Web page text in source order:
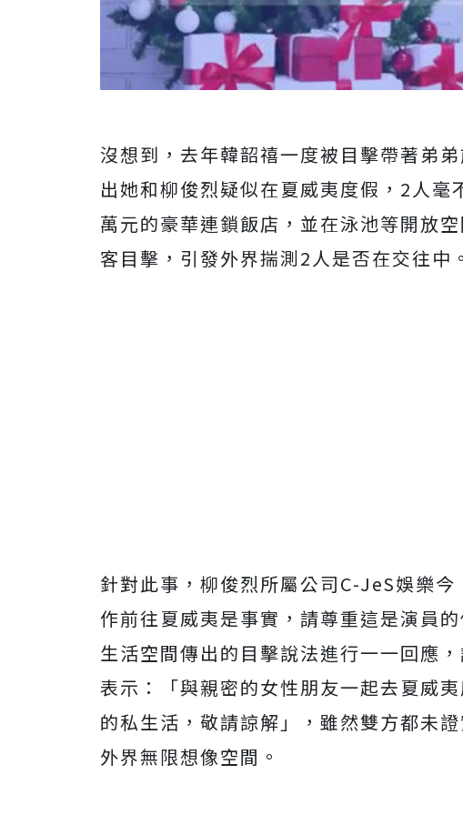
沒想到，去年韓韶禧一度被目擊帶著弟
出她和柳俊烈疑似在夏威夷度假，2人
萬元的豪華連鎖飯店，並在泳池等開放
客目擊，引發外界揣測2人是否在交往中。
針對此事，柳俊烈所屬公司C-JeS娛樂
作前往夏威夷是事實，請尊重這是演員
生活空間傳出的目擊說法進行一一回應
表示：「與親密的女性朋友一起去夏威
的私生活，敬請諒解」，雖然雙方都未
外界無限想像空間。